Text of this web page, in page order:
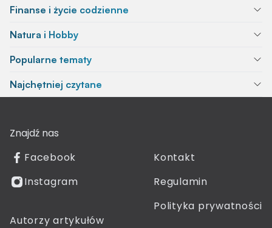
Finanse i życie codzienne
Natura i Hobby
Popularne tematy
Najchętniej czytane
Znajdź nas
Facebook
Instagram
Kontakt
Regulamin
Polityka prywatności
Autorzy artykułów